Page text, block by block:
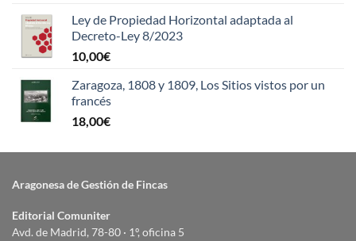
Ley de Propiedad Horizontal adaptada al
Decreto-Ley 8/2023
10,00€
Zaragoza, 1808 y 1809, Los Sitios vistos por un
francés
18,00€
Aragonesa de Gestión de Fincas
Editorial Comuniter
Avd. de Madrid, 78-80 · 1º, oficina 5